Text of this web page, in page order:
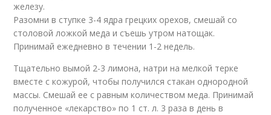
железу.
Разомни в ступке 3-4 ядра грецких орехов, смешай со
столовой ложкой меда и съешь утром натощак.
Принимай ежедневно в течении 1-2 недель.
Тщательно вымой 2-3 лимона, натри на мелкой терке
вместе с кожурой, чтобы получился стакан однородной
массы. Смешай ее с равным количеством меда. Принимай
полученное «лекарство» по 1 ст. л. 3 раза в день в